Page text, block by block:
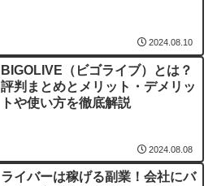
2024.08.10
BIGOLIVE（ビゴライブ）とは？
評判まとめとメリット・デメリッ
トや使い方を徹底解説
2024.08.08
ライバーは稼げる副業！会社にバ